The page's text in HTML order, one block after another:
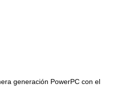
generación PowerPC con el